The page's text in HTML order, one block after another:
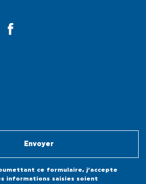
ce formulaire, j’accepte
informations saisies soient